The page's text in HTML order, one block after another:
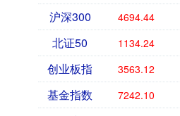
沪深300 4694.44
北证50 1134.24
创业板指 3563.12
基金指数 7242.10